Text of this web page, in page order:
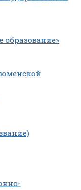
образование»